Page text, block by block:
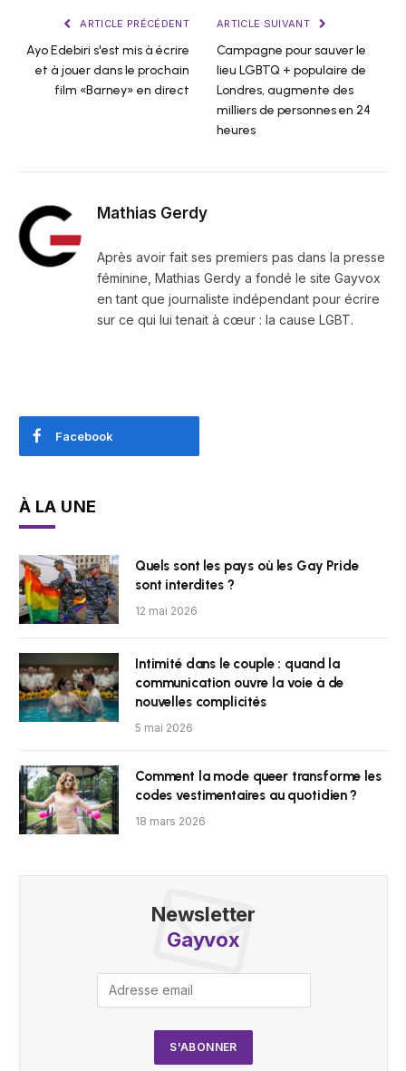
ARTICLE PRÉCÉDENT
Ayo Edebiri s'est mis à écrire
et à jouer dans le prochain
film «Barney» en direct
ARTICLE SUIVANT
Campagne pour sauver le
lieu LGBTQ + populaire de
Londres, augmente des
milliers de personnes en 24
heures
Mathias Gerdy
Après avoir fait ses premiers pas dans la presse
féminine, Mathias Gerdy a fondé le site Gayvox
en tant que journaliste indépendant pour écrire
sur ce qui lui tenait à cœur : la cause LGBT.
Facebook
À LA UNE
Quels sont les pays où les Gay Pride
sont interdites ?
12 mai 2026
Intimité dans le couple : quand la
communication ouvre la voie à de
nouvelles complicités
5 mai 2026
Comment la mode queer transforme les
codes vestimentaires au quotidien ?
18 mars 2026
Newsletter
Gayvox